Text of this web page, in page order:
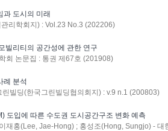
과 도시의 미래
리학회지) : Vol.23 No.3 (202206)
빌리티의 공간성에 관한 연구
회 논문집 : 통권 제67호 (201908)
례 분석
린빌딩(한국그린빌딩협의회지) : v.9 n.1 (200803)
도입에 따른 수도권 도시공간구조 변화 예측
재홍(Lee, Jae-Hong) ; 홍성조(Hong, Sungjo) -